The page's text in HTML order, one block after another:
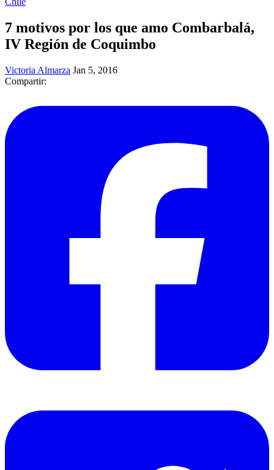
7 motivos por los que amo Combarbalá,
IV Región de Coquimbo
Victoria Almarza Jan 5, 2016
Compartir: